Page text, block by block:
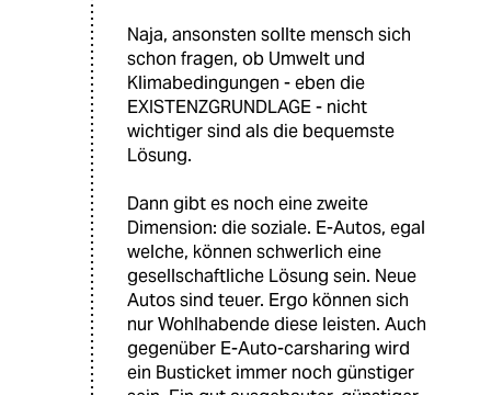
Naja, ansonsten sollte mensch sich
schon fragen, ob Umwelt und
Klimabedingungen - eben die
EXISTENZGRUNDLAGE - nicht
wichtiger sind als die bequemste
Lösung.
Dann gibt es noch eine zweite
Dimension: die soziale. E-Autos, egal
welche, können schwerlich eine
gesellschaftliche Lösung sein. Neue
Autos sind teuer. Ergo können sich
nur Wohlhabende diese leisten. Auch
gegenüber E-Auto-carsharing wird
ein Busticket immer noch günstiger